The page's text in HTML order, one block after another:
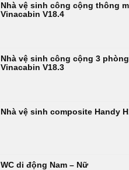
Nhà vệ sinh công cộng thông
Vinacabin V18.4
Nhà vệ sinh công cộng 3 phòng
Vinacabin V18.3
Nhà vệ sinh composite Handy
WC di động Nam – Nữ